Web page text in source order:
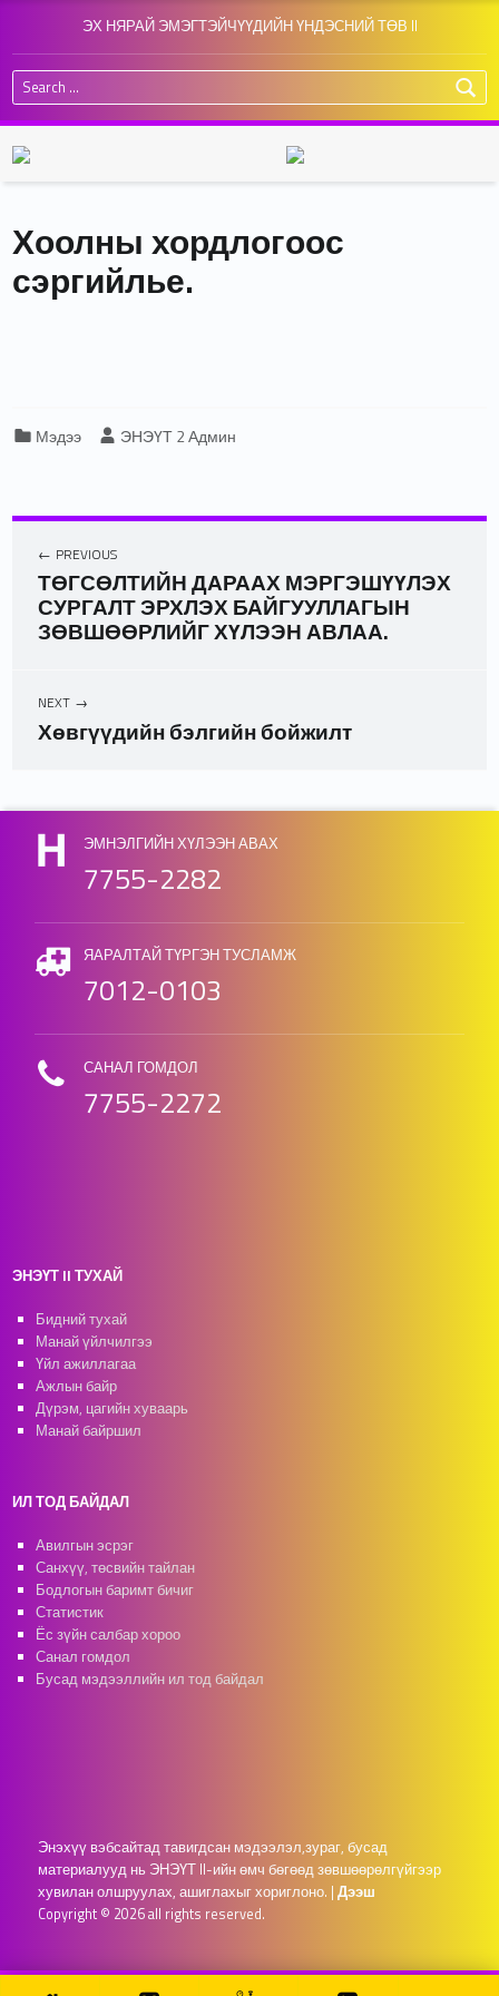
ЭХ НЯРАЙ ЭМЭГТЭЙЧҮҮДИЙН ҮНДЭСНИЙ ТӨВ II
Search for:
Хоолны хордлогоос
сэргийлье.
Categorized in:
Мэдээ Written by:
ЭНЭҮТ 2 Админ
PREVIOUS
ТӨГСӨЛТИЙН ДАРААХ МЭРГЭШҮҮЛЭХ
СУРГАЛТ ЭРХЛЭХ БАЙГУУЛЛАГЫН
ЗӨВШӨӨРЛИЙГ ХҮЛЭЭН АВЛАА.
NEXT
Хөвгүүдийн бэлгийн бойжилт
ЭМНЭЛГИЙН ХҮЛЭЭН АВАХ
7755-2282
ЯАРАЛТАЙ ТҮРГЭН ТУСЛАМЖ
7012-0103
САНАЛ ГОМДОЛ
7755-2272
ЭНЭҮТ II ТУХАЙ
Бидний тухай
Манай үйлчилгээ
Үйл ажиллагаа
Ажлын байр
Дүрэм, цагийн хуваарь
Манай байршил
ИЛ ТОД БАЙДАЛ
Авилгын эсрэг
Санхүү, төсвийн тайлан
Бодлогын баримт бичиг
Статистик
Ёс зүйн салбар хороо
Санал гомдол
Бусад мэдээллийн ил тод байдал
Энэхүү вэбсайтад тавигдсан мэдээлэл,зураг, бусад
материалууд нь ЭНЭҮТ II-ийн өмч бөгөөд зөвшөөрөлгүйгээр
хувилан олшруулах, ашиглахыг хориглоно. | Дээш
Copyright © 2026 all rights reserved.